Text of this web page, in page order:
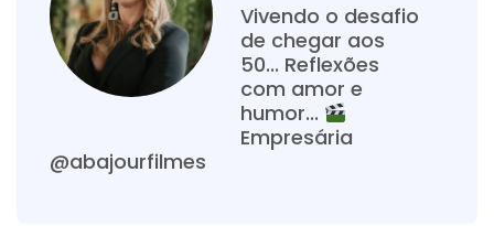
Vivendo o desafio
de chegar aos
50... Reflexões
com amor e
humor...
Empresária
@abajourfilmes